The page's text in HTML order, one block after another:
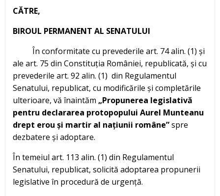
CĂTRE,
BIROUL PERMANENT AL SENATULUI
În conformitate cu prevederile art. 74 alin. (1) și
ale art. 75 din Constituția României, republicată, și cu
prevederile art. 92 alin. (1) din Regulamentul
Senatului, republicat, cu modificările și completările
ulterioare, vă înaintăm „Propunerea legislativă
pentru declararea protopopului Aurel Munteanu
drept erou și martir al națiunii române”spre
dezbatere și adoptare.
În temeiul art. 113 alin. (1) din Regulamentul
Senatului, republicat, solicită adoptarea propunerii
legislative în procedură de urgență.